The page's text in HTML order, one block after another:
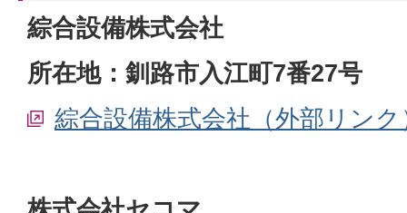
綜合設備株式会社
所在地：釧路市入江町7番27号
綜合設備株式会社（外部リンク